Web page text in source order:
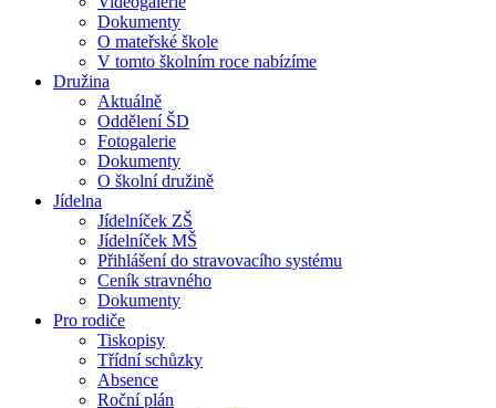
Dokumenty
O mateřské škole
V tomto školním roce nabízíme
Družina
Aktuálně
Oddělení ŠD
Fotogalerie
Dokumenty
O školní družině
Jídelna
Jídelníček ZŠ
Jídelníček MŠ
Přihlášení do stravovacího systému
Ceník stravného
Dokumenty
Pro rodiče
Tiskopisy
Třídní schůzky
Absence
Roční plán